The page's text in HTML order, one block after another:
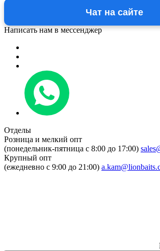
Чат на сайте
Написать нам в мессенджер
Отделы
Розница и мелкий опт
(понедельник-пятница c 8:00 до 17:00)
Крупный опт
(ежедневно с 9:00 до 21:00)